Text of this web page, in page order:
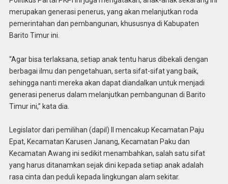
merupakan generasi penerus, yang akan melanjutkan roda
pemerintahan dan pembangunan, khususnya di Kabupaten
Barito Timur ini.
“Agar bisa terlaksana, setiap anak tentu harus dibekali dengan
berbagai ilmu dan pengetahuan, serta sifat-sifat yang baik,
sehingga nanti mereka akan dapat diandalkan untuk menjadi
generasi penerus dalam melanjutkan pembangunan di Barito
Timur ini,” kata dia.
Legislator dari pemilihan (dapil) II mencakup Kecamatan Paju
Epat, Kecamatan Karusen Janang, Kecamatan Paku dan
Kecamatan Awang ini sedikit menambahkan, salah satu sifat
yang harus ditanamkan sejak dini kepada setiap anak adalah
rasa cinta dan peduli kepada lingkungan alam sekitar.